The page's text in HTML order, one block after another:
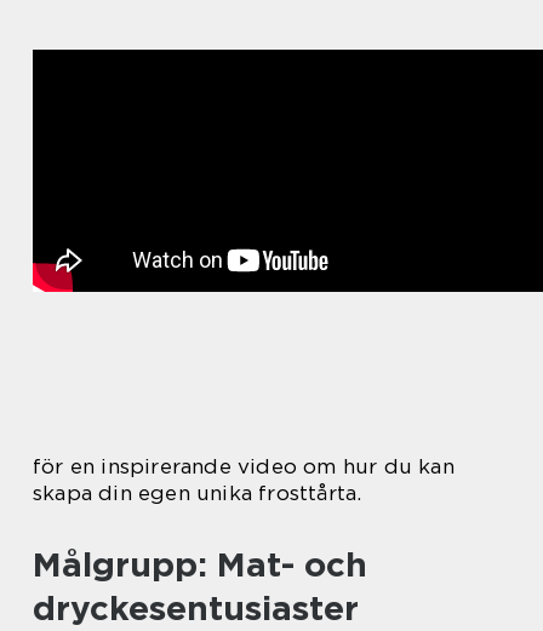
för en inspirerande video om hur du kan
skapa din egen unika frosttårta.
Målgrupp: Mat- och
dryckesentusiaster